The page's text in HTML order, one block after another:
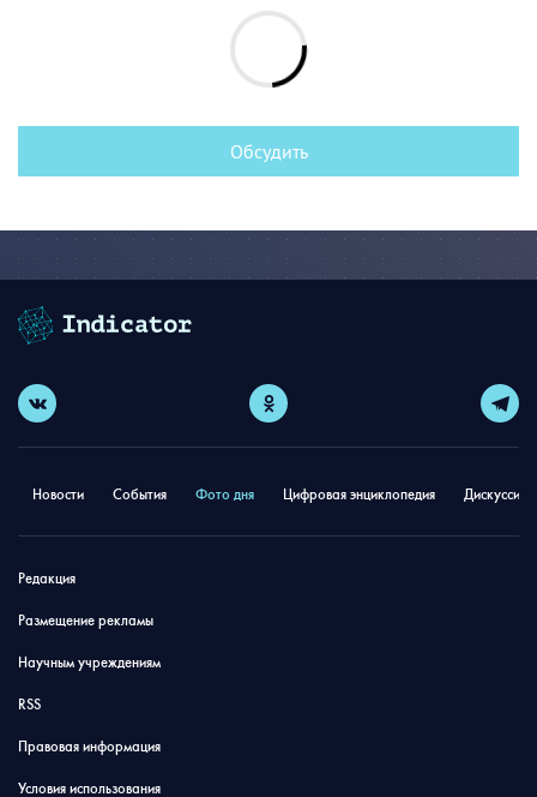
Обсудить
Новости События Фото дня Цифровая энциклопедия
Редакция
Размещение рекламы
Научным учреждениям
RSS
Правовая информация
Условия использования